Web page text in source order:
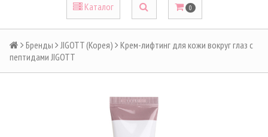
Каталог 0
Бренды JIGOTT (Корея)
Крем-лифтинг для кожи вокруг глаз с
пептидами JIGOTT